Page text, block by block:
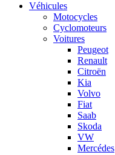
Véhicules
Motocycles
Cyclomoteurs
Voitures
Peugeot
Renault
Citroën
Kia
Volvo
Fiat
Saab
Skoda
VW
Mercédes